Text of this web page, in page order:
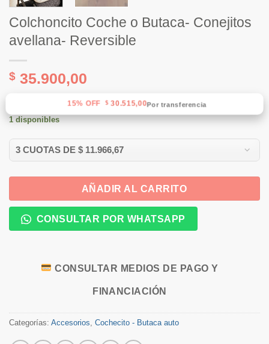
Colchoncito Coche o Butaca- Conejitos
avellana- Reversible
$ 35.900,00
15% OFF $30.515,00Por transferencia
1 disponibles
AÑADIR AL CARRITO
CONSULTAR POR WHATSAPP
CONSULTAR MEDIOS DE PAGO Y
FINANCIACIÓN
Categorías: Accesorios Cochecito - Butaca auto